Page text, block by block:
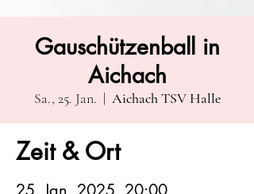
Gauschützenball in
Aichach
Sa., 25. Jan.
  |
Aichach TSV Halle
Zeit & Ort